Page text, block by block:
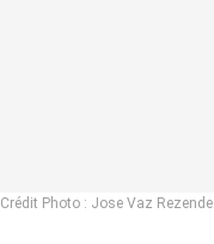
Crédit Photo : Jose Vaz Rezende